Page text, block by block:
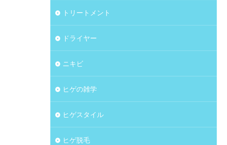
トリートメント
ドライヤー
ニキビ
ヒゲの雑学
ヒゲスタイル
ヒゲ脱毛